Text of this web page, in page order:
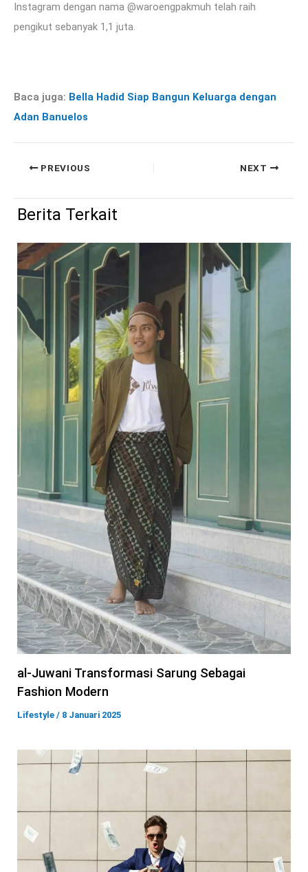
Instagram dengan nama @waroengpakmuh telah raih
pengikut sebanyak 1,1 juta.
Baca juga: Bella Hadid Siap Bangun Keluarga dengan
Adan Banuelos
PREVIOUS NEXT
Berita Terkait
al-Juwani Transformasi Sarung Sebagai
Fashion Modern
Lifestyle / 8 Januari 2025